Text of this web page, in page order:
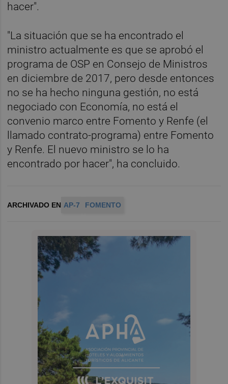
hacer".
"La situación que se ha encontrado el
ministro actualmente es que se aprobó el
programa de OSP en Consejo de Ministros
en diciembre de 2017, pero desde entonces
no se ha hecho ninguna gestión, no está
negociado con Economía, no está el
convenio marco entre Fomento y Renfe (el
llamado contrato-programa) entre Fomento
y Renfe. El nuevo ministro se lo ha
encontrado por hacer", ha concluido.
ARCHIVADO EN AP-7 FOMENTO